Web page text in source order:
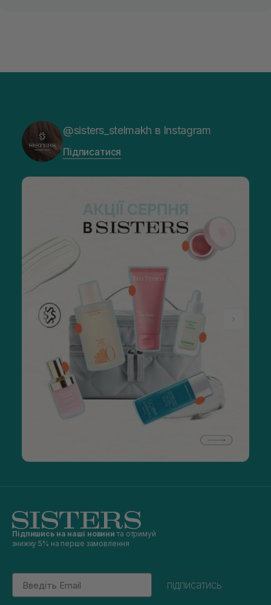
@sisters_stelmakh в Instagram
Підписатися
Підпишись на наші новини та отримуй
знижку 5% на перше замовлення
Email
підписатись